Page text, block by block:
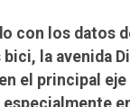
con los datos
la avenida
el principal